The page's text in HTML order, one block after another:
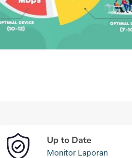
Up to Date
Monitor Laporan